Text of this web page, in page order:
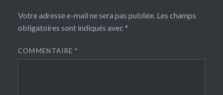
Votre adresse e-mail ne sera pas publiée. Les champs
obligatoires sont indiqués avec *
COMMENTAIRE*